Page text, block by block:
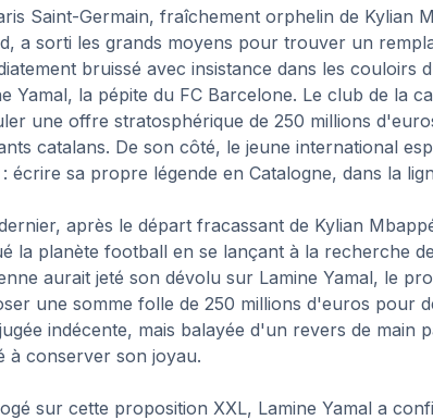
Saint-Germain, fraîchement orphelin de Kylian
a sorti les grands moyens pour trouver un
bruissé avec insistance dans les couloirs
Yamal, la pépite du FC Barcelone. Le club de la
une offre stratosphérique de 250 millions
catalans. De son côté, le jeune international
écrire sa propre légende en Catalogne, dans la
après le départ fracassant de Kylian
la planète football en se lançant à la recherche
aurait jeté son dévolu sur Lamine Yamal, le
une somme folle de 250 millions d'euros pour
indécente, mais balayée d'un revers de main
à conserver son joyau.
sur cette proposition XXL, Lamine Yamal a